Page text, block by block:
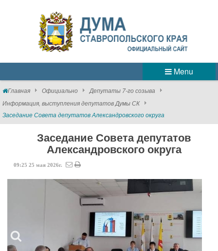
Menu
Главная Официально
Депутаты 7-го созыва
Информация, выступления депутатов Думы СК
Заседание Совета депутатов Александровского округа
Заседание Совета депутатов
Александровского округа
09:25 25 мая 2026г.